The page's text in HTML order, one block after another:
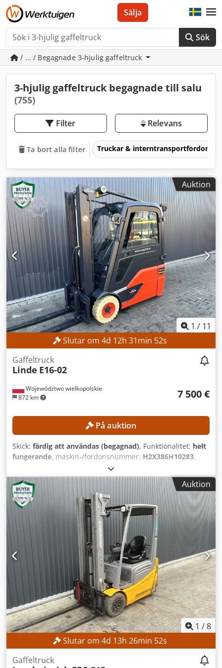
Sök
Sälja
/ ... / Begagnade 3-hjulig gaffeltruck
3-hjulig gaffeltruck begagnade till salu
(755)
Filter Relevans
Ta bort alla filter Truckar & interntransportfordon
Auktion
1 / 11
Slutar om 4d 12h 31min 50s
Województwo wielkopolskie
872 km
Gaffeltruck
Linde E16-02
7 500 €
På auktion
Skick: färdig att användas (begagnad), Funktionalitet: helt
fungerande, maskin-/fordonsnummer: H2X386H10283,
, drifttimmar:
mm, fri lyfthöjd:1 500 mm, byggnadshöjd:2 121 mm,
Utrustning:
, Ingen lägsta pris –
garanterad försäljning till högsta bud! TEKNISKA DETALJER
Lyfthöjd: 4 625 mm Totalhöjd: 2 121 mm Fri lyfthöjd: 1 500
mm MASKINDETALJER Masttyp: Triplexmast med fri
lyfthöjd Cedozrlwiepfx Aguerf Batterispänning: 48 V
Batterikapacitet: 585 Ah Däck: nya Drifttimmar: 5 612
timmar UTRUSTNING Hytt Batteri Laddare Sidoförskjutare
Extern referens: SL11370SP
Auktion
1 /8
Slutar om 4d 13h 26min 50s
Gaffeltruck